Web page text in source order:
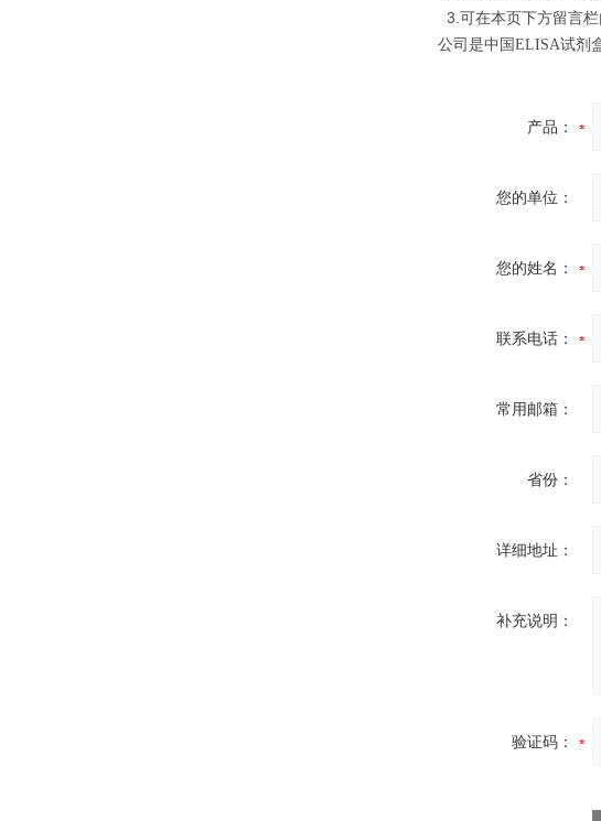
3.可在本页下方留言
公司是中国ELISA试剂
产品：
您的单位：
您的姓名：
联系电话：
常用邮箱：
省份：
详细地址：
补充说明：
验证码：